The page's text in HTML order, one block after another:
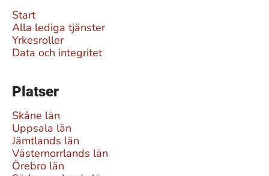
Start
Alla lediga tjänster
Yrkesroller
Data och integritet
Platser
Skåne län
Uppsala län
Jämtlands län
Västernorrlands län
Örebro län